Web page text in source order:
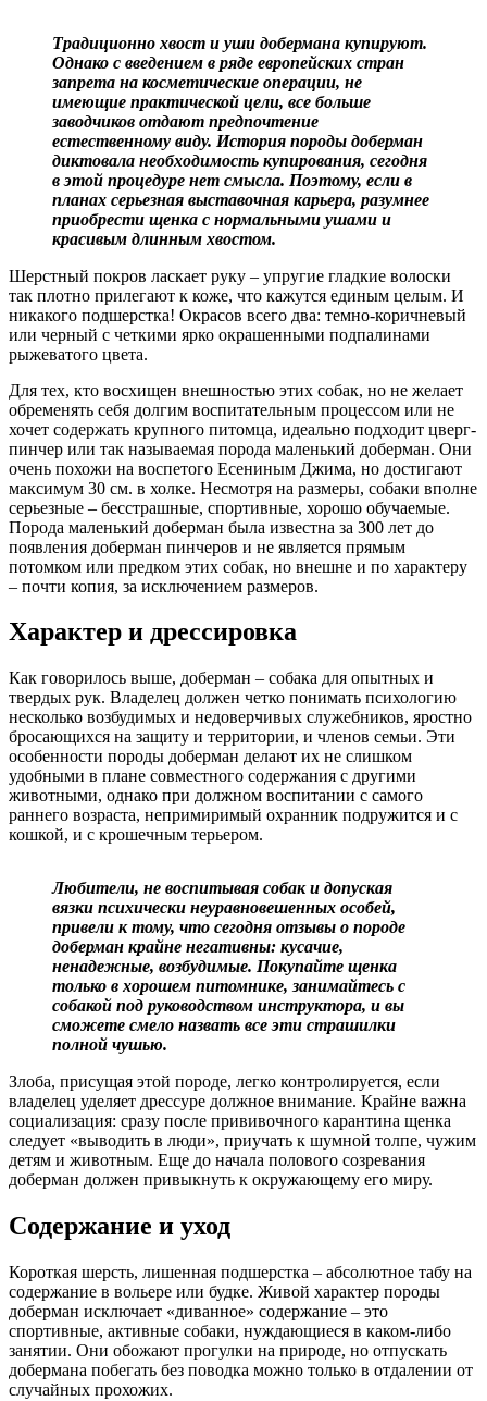
Традиционно хвост и уши добермана купируют.
Однако с введением в ряде европейских стран
запрета на косметические операции, не
имеющие практической цели, все больше
заводчиков отдают предпочтение
естественному виду. История породы доберман
диктовала необходимость купирования, сегодня
в этой процедуре нет смысла. Поэтому, если в
планах серьезная выставочная карьера, разумнее
приобрести щенка с нормальными ушами и
красивым длинным хвостом.
Шерстный покров ласкает руку – упругие гладкие волоски
так плотно прилегают к коже, что кажутся единым целым. И
никакого подшерстка! Окрасов всего два: темно-коричневый
или черный с четкими ярко окрашенными подпалинами
рыжеватого цвета.
Для тех, кто восхищен внешностью этих собак, но не желает
обременять себя долгим воспитательным процессом или не
хочет содержать крупного питомца, идеально подходит цверг-
пинчер или так называемая порода маленький доберман. Они
очень похожи на воспетого Есениным Джима, но достигают
максимум 30 см. в холке. Несмотря на размеры, собаки вполне
серьезные – бесстрашные, спортивные, хорошо обучаемые.
Порода маленький доберман была известна за 300 лет до
появления доберман пинчеров и не является прямым
потомком или предком этих собак, но внешне и по характеру
– почти копия, за исключением размеров.
Характер и дрессировка
Как говорилось выше, доберман – собака для опытных и
твердых рук. Владелец должен четко понимать психологию
несколько возбудимых и недоверчивых служебников, яростно
бросающихся на защиту и территории, и членов семьи. Эти
особенности породы доберман делают их не слишком
удобными в плане совместного содержания с другими
животными, однако при должном воспитании с самого
раннего возраста, непримиримый охранник подружится и с
кошкой, и с крошечным терьером.
Любители, не воспитывая собак и допуская
вязки психически неуравновешенных особей,
привели к тому, что сегодня отзывы о породе
доберман крайне негативны: кусачие,
ненадежные, возбудимые. Покупайте щенка
только в хорошем питомнике, занимайтесь с
собакой под руководством инструктора, и вы
сможете смело назвать все эти страшилки
полной чушью.
Злоба, присущая этой породе, легко контролируется, если
владелец уделяет дрессуре должное внимание. Крайне важна
социализация: сразу после прививочного карантина щенка
следует «выводить в люди», приучать к шумной толпе, чужим
детям и животным. Еще до начала полового созревания
доберман должен привыкнуть к окружающему его миру.
Содержание и уход
Короткая шерсть, лишенная подшерстка – абсолютное табу на
содержание в вольере или будке. Живой характер породы
доберман исключает «диванное» содержание – это
спортивные, активные собаки, нуждающиеся в каком-либо
занятии. Они обожают прогулки на природе, но отпускать
добермана побегать без поводка можно только в отдалении от
случайных прохожих.